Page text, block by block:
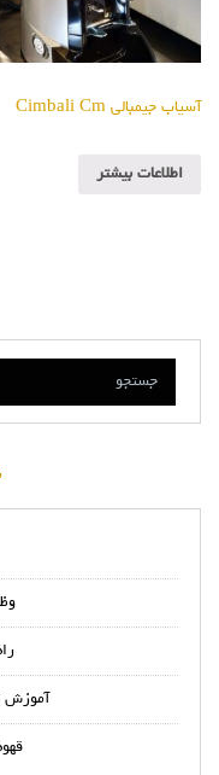
آسیاب جیمبالی Cimbali Cm
اطلاعات بیشتر
آموزش